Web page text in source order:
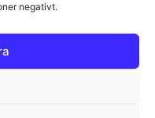
negativt.